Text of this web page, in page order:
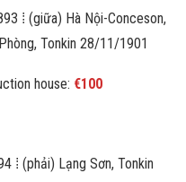
⁞ (giữa) Hà Nội-Conceson,
Tonkin 28/11/1901
house: €100
⁞ (phải) Lạng Sơn, Tonkin